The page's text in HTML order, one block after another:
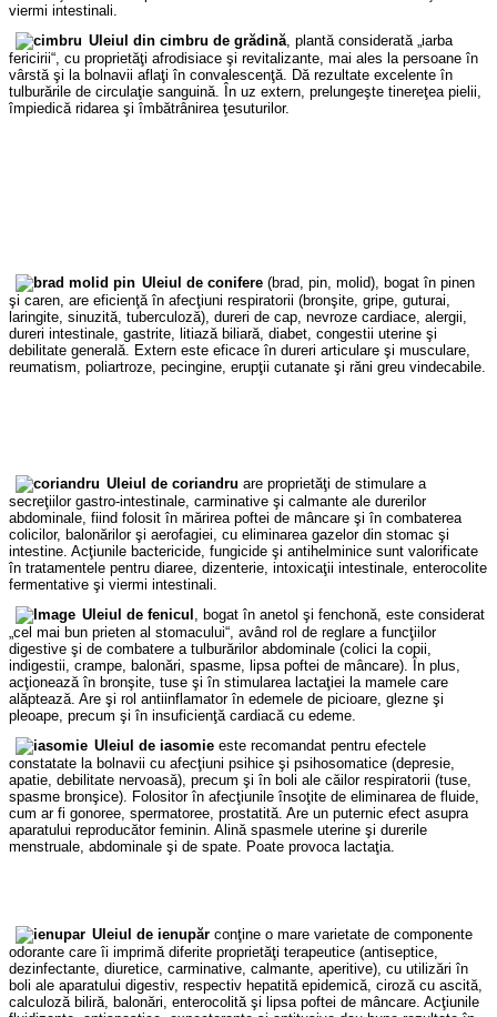
viermi intestinali.
Uleiul din cimbru de grădină, plantă considerată „iarba
fericirii“, cu proprietăţi afrodisiace şi revitalizante, mai ales la persoane în
vârstă şi la bolnavii aflaţi în convalescenţă. Dă rezultate excelente în
tulburările de circulaţie sanguină. În uz extern, prelungeşte tinereţea pielii,
împiedică ridarea şi îmbătrânirea ţesuturilor.
Uleiul de conifere (brad, pin, molid), bogat în pinen
şi caren, are eficienţă în afecţiuni respiratorii (bronşite, gripe, guturai,
laringite, sinuzită, tuberculoză), dureri de cap, nevroze cardiace, alergii,
dureri intestinale, gastrite, litiază biliară, diabet, congestii uterine şi
debilitate generală. Extern este eficace în dureri articulare şi musculare,
reumatism, poliartroze, pecingine, erupţii cutanate şi răni greu vindecabile.
Uleiul de coriandru are proprietăţi de stimulare a
secreţiilor gastro-intestinale, carminative şi calmante ale durerilor
abdominale, fiind folosit în mărirea poftei de mâncare şi în combaterea
colicilor, balonărilor şi aerofagiei, cu eliminarea gazelor din stomac şi
intestine. Acţiunile bactericide, fungicide şi antihelminice sunt valorificate
în tratamentele pentru diaree, dizenterie, intoxicaţii intestinale, enterocolite
fermentative şi viermi intestinali.
Uleiul de fenicul , bogat în anetol şi fenchonă, este considerat
„cel mai bun prieten al stomacului“, având rol de reglare a funcţiilor
digestive şi de combatere a tulburărilor abdominale (colici la copii,
indigestii, crampe, balonări, spasme, lipsa poftei de mâncare). În plus,
acţionează în bronşite, tuse şi în stimularea lactaţiei la mamele care
alăptează. Are şi rol antiinflamator în edemele de picioare, glezne şi
pleoape, precum şi în insuficienţă cardiacă cu edeme.
Uleiul de iasomie este recomandat pentru efectele
constatate la bolnavii cu afecţiuni psihice şi psihosomatice (depresie,
apatie, debilitate nervoasă), precum şi în boli ale căilor respiratorii (tuse,
spasme bronşice). Folositor în afecţiunile însoţite de eliminarea de fluide,
cum ar fi gonoree, spermatoree, prostatită. Are un puternic efect asupra
aparatului reproducător feminin. Alină spasmele uterine şi durerile
menstruale, abdominale şi de spate. Poate provoca lactaţia.
Uleiul de ienupăr conţine o mare varietate de componente
odorante care îi imprimă diferite proprietăţi terapeutice (antiseptice,
dezinfectante, diuretice, carminative, calmante, aperitive), cu utilizări în
boli ale aparatului digestiv, respectiv hepatită epidemică, ciroză cu ascită,
calculoză biliră, balonări, enterocolită şi lipsa poftei de mâncare. Acţiunile